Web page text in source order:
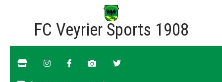
FC Veyrier Sports 1908